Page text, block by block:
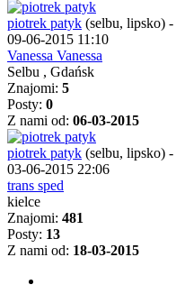
piotrek patyk (selbu, lipsko) -
09-06-2015 11:10
Vanessa Vanessa
Selbu , Gdańsk
Znajomi: 5
Posty: 0
Z nami od: 06-03-2015
piotrek patyk (selbu, lipsko) -
03-06-2015 22:06
trans sped
kielce
Znajomi: 481
Posty: 13
Z nami od: 18-03-2015